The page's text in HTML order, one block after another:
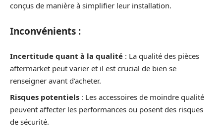
conçus de manière à simplifier leur installation.
Inconvénients :
Incertitude quant à la qualité : La qualité des pièces
aftermarket peut varier et il est crucial de bien se
renseigner avant d’acheter.
Risques potentiels : Les accessoires de moindre qualité
peuvent affecter les performances ou posent des risques
de sécurité.